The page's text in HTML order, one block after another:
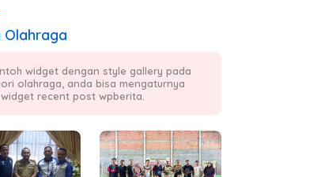
Olahraga
widget dengan style gallery pada
olahraga, anda bisa mengaturnya
recent post wpberita.